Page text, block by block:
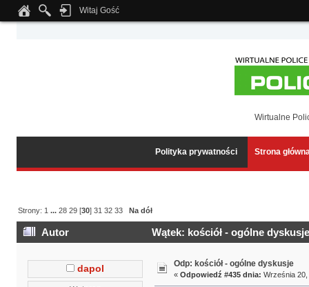
Notice: Undefined index: tapatalk_body_hook in
Witaj Gość
Wirtualne
Polityka prywatności Strona
Strony: 1 ...28 29 [30]31 32 33 Na dół
Autor Wątek: kościół - ogólne
dapol Odp: kościół - ogólne dyskusje
« Odpowiedź #435 dnia: Września